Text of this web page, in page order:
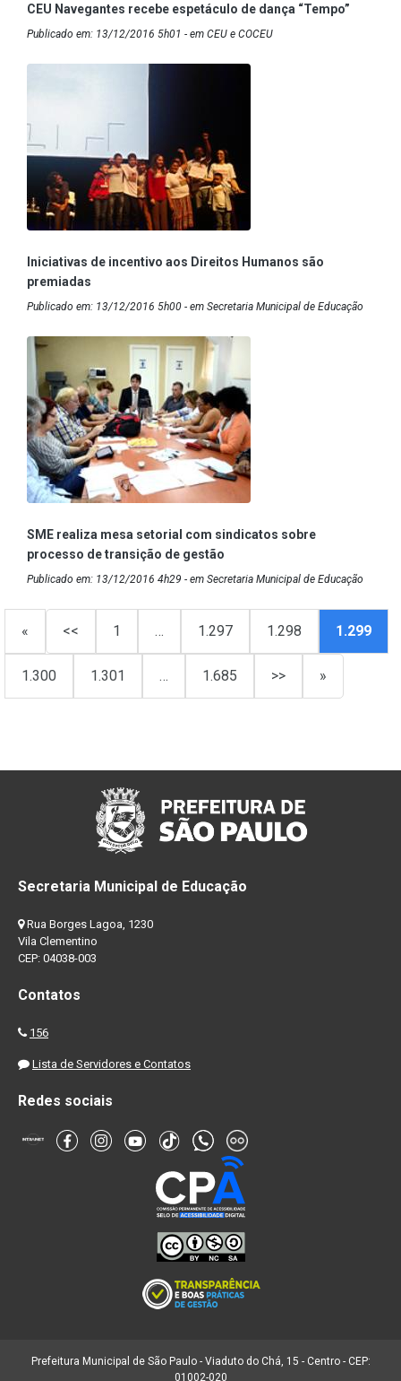
CEU Navegantes recebe espetáculo de dança “Tempo”
Publicado em: 13/12/2016 5h01 - em CEU e COCEU
Iniciativas de incentivo aos Direitos Humanos são
premiadas
Publicado em: 13/12/2016 5h00 - em Secretaria Municipal de Educação
SME realiza mesa setorial com sindicatos sobre
processo de transição de gestão
Publicado em: 13/12/2016 4h29 - em Secretaria Municipal de Educação
« << 1 … 1.297 1.298 1.299
1.300 1.301 … 1.685 >> »
Secretaria Municipal de Educação
Rua Borges Lagoa, 1230
Vila Clementino
CEP: 04038-003
Contatos
156
Lista de Servidores e Contatos
Redes sociais
Prefeitura Municipal de São Paulo - Viaduto do Chá, 15 - Centro - CEP:
01002-020